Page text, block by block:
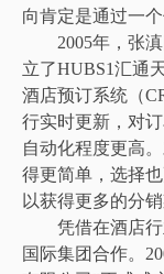
向肯定是通过一
2005年，张滇
立了HUBS1汇通
酒店预订系统（
行实时更新，对
自动化程度更高
得更简单，选择
以获得更多的分
凭借在酒店行
国际集团合作。